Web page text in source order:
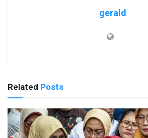
gerald
Related Posts